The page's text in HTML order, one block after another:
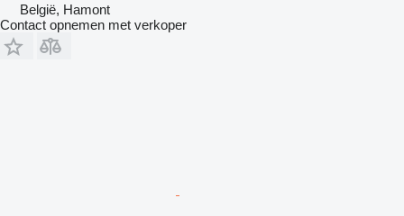
België, Hamont
Contact opnemen met verkoper